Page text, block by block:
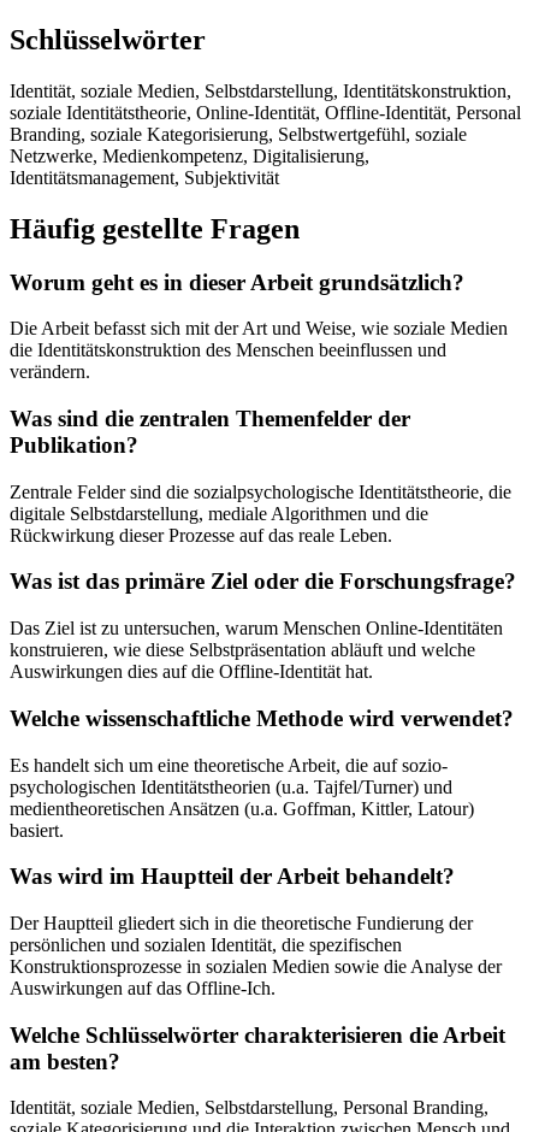
Schlüsselwörter
Identität, soziale Medien, Selbstdarstellung, Identitätskonstruktion,
soziale Identitätstheorie, Online-Identität, Offline-Identität, Personal
Branding, soziale Kategorisierung, Selbstwertgefühl, soziale
Netzwerke, Medienkompetenz, Digitalisierung,
Identitätsmanagement, Subjektivität
Häufig gestellte Fragen
Worum geht es in dieser Arbeit grundsätzlich?
Die Arbeit befasst sich mit der Art und Weise, wie soziale Medien
die Identitätskonstruktion des Menschen beeinflussen und
verändern.
Was sind die zentralen Themenfelder der
Publikation?
Zentrale Felder sind die sozialpsychologische Identitätstheorie, die
digitale Selbstdarstellung, mediale Algorithmen und die
Rückwirkung dieser Prozesse auf das reale Leben.
Was ist das primäre Ziel oder die Forschungsfrage?
Das Ziel ist zu untersuchen, warum Menschen Online-Identitäten
konstruieren, wie diese Selbstpräsentation abläuft und welche
Auswirkungen dies auf die Offline-Identität hat.
Welche wissenschaftliche Methode wird verwendet?
Es handelt sich um eine theoretische Arbeit, die auf sozio-
psychologischen Identitätstheorien (u.a. Tajfel/Turner) und
medientheoretischen Ansätzen (u.a. Goffman, Kittler, Latour)
basiert.
Was wird im Hauptteil der Arbeit behandelt?
Der Hauptteil gliedert sich in die theoretische Fundierung der
persönlichen und sozialen Identität, die spezifischen
Konstruktionsprozesse in sozialen Medien sowie die Analyse der
Auswirkungen auf das Offline-Ich.
Welche Schlüsselwörter charakterisieren die Arbeit
am besten?
Identität, soziale Medien, Selbstdarstellung, Personal Branding,